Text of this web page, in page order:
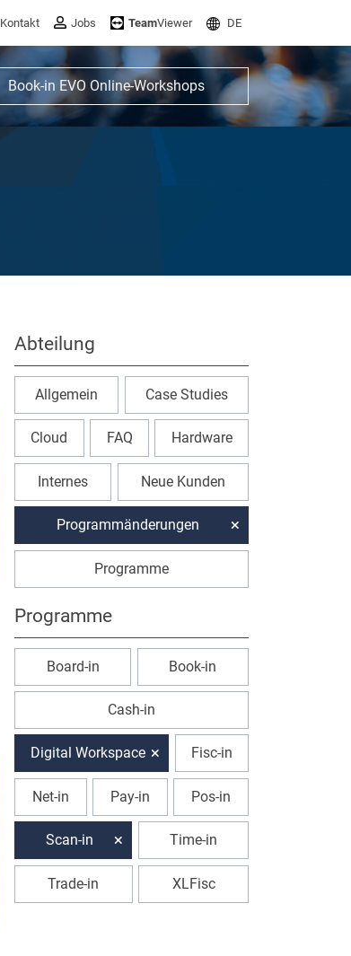
Kontakt Jobs TeamViewer DE
Book-in EVO Online-Workshops
Abteilung
Allgemein Case Studies
Cloud FAQ Hardware
Internes Neue Kunden
Programmänderungen
Programme
Programme
Board-in Book-in
Cash-in
Digital Workspace Fisc-in
Net-in Pay-in Pos-in
Scan-in Time-in
Trade-in XLFisc